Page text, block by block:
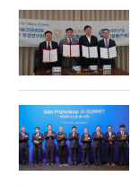
与编辑。